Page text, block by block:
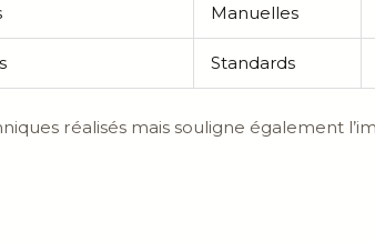
Manuelles
Standards
réalisés mais souligne également